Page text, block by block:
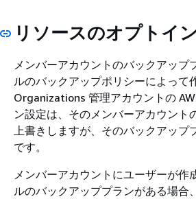
リソースのオプトイ
メンバーアカウントのバックアップ
ルのバックアップポリシーによって
Organizations 管理アカウントの
ン設定は、そのメンバーアカウント
上書きしますが、そのバックアップ
です。
メンバーアカウントにユーザーが作
ルのバックアッププランがある場合